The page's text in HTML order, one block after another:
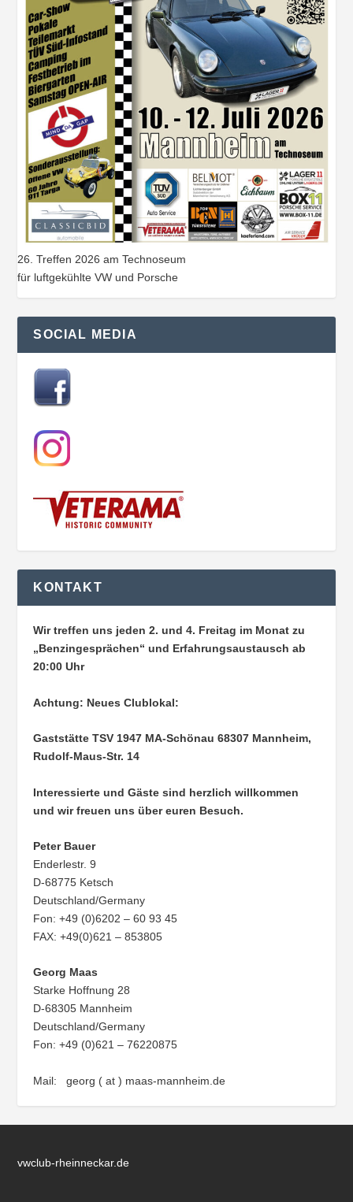
26. Treffen 2026 am Technoseum
für luftgekühlte VW und Porsche
SOCIAL MEDIA
KONTAKT
Wir treffen uns jeden 2. und 4. Freitag im Monat zu
„Benzingesprächen“ und Erfahrungsaustausch ab
20:00 Uhr
Achtung: Neues Clublokal:
Gaststätte TSV 1947 MA-Schönau68307 Mannheim,
Rudolf-Maus-Str. 14
Interessierte und Gäste sind herzlich willkommen
und wir freuen uns über euren Besuch.
Peter Bauer
Enderlestr. 9
D-68775 Ketsch
Deutschland/Germany
Fon: +49 (0)6202 – 60 93 45
FAX: +49(0)621 – 853805
Georg Maas
Starke Hoffnung 28
D-68305 Mannheim
Deutschland/Germany
Fon: +49 (0)621 – 76220875
Mail: georg ( at ) maas-mannheim.de
vwclub-rheinneckar.de